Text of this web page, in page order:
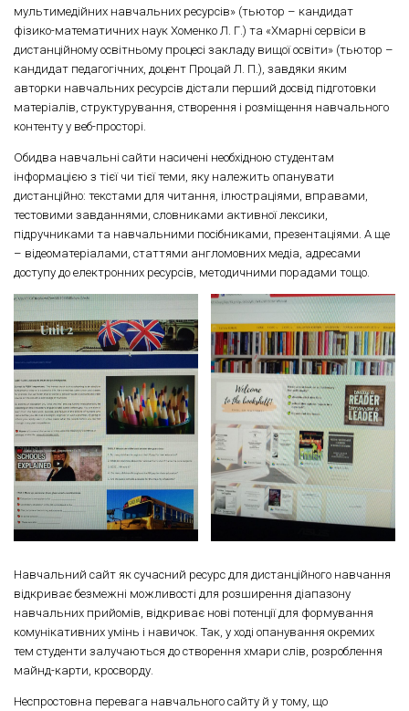
мультимедійних навчальних ресурсів» (тьютор – кандидат
фізико-математичних наук Хоменко Л. Г.) та «Хмарні сервіси в
дистанційному освітньому процесі закладу вищої освіти» (тьютор –
кандидат педагогічних, доцент Процай Л. П.), завдяки яким
авторки навчальних ресурсів дістали перший досвід підготовки
матеріалів, структурування, створення і розміщення навчального
контенту у веб-просторі.
Обидва навчальні сайти насичені необхідною студентам
інформацією з тієї чи тієї теми, яку належить опанувати
дистанційно: текстами для читання, ілюстраціями, вправами,
тестовими завданнями, словниками активної лексики,
підручниками та навчальними посібниками, презентаціями. А ще
– відеоматеріалами, статтями англомовних медіа, адресами
доступу до електронних ресурсів, методичними порадами тощо.
Навчальний сайт як сучасний ресурс для дистанційного навчання
відкриває безмежні можливості для розширення діапазону
навчальних прийомів, відкриває нові потенції для формування
комунікативних умінь і навичок. Так, у ході опанування окремих
тем студенти залучаються до створення хмари слів, розроблення
майнд-карти, кросворду.
Неспростовна перевага навчального сайту й у тому, що